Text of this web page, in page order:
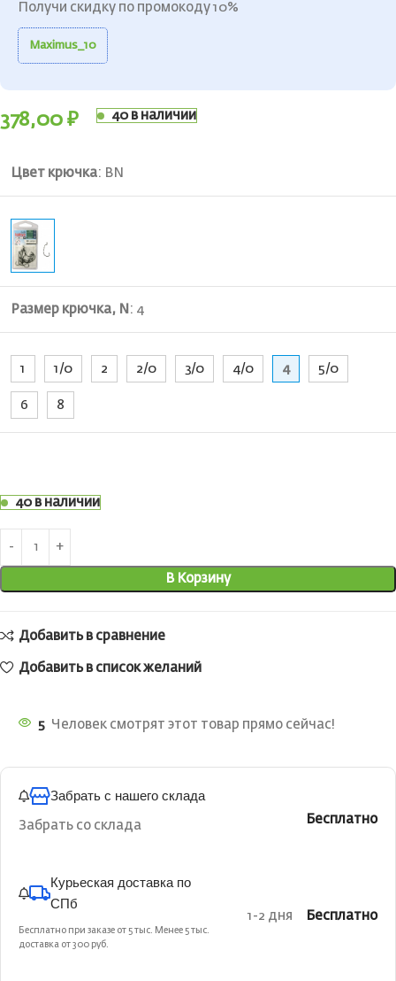
Получи скидку по промокоду 10%
Maximus_10
378,00 ₽ 40 в наличии
Цвет крючка: BN
Размер крючка, N : 4
1 1/0 2 2/0 3/0 4/0 4 5/0
6 8
40 в наличии
В Корзину
Добавить в сравнение
Добавить в список желаний
5 Человек смотрят этот товар прямо сейчас!
Забрать с нашего склада
Забрать со склада Бесплатно
Курьеская доставка по
СПб
Бесплатно при заказе от 5 тыс. Менее 5 тыс.
доставка от 300 руб.
1-2 дня Бесплатно